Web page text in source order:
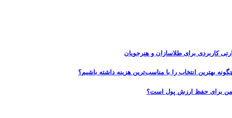
کاربردی برای طلاسازان و هنرجویان
بهترین انتخاب را با مناسب‌ترین هزینه داشته باشیم؟
امن برای حفظ ارزش پول است؟